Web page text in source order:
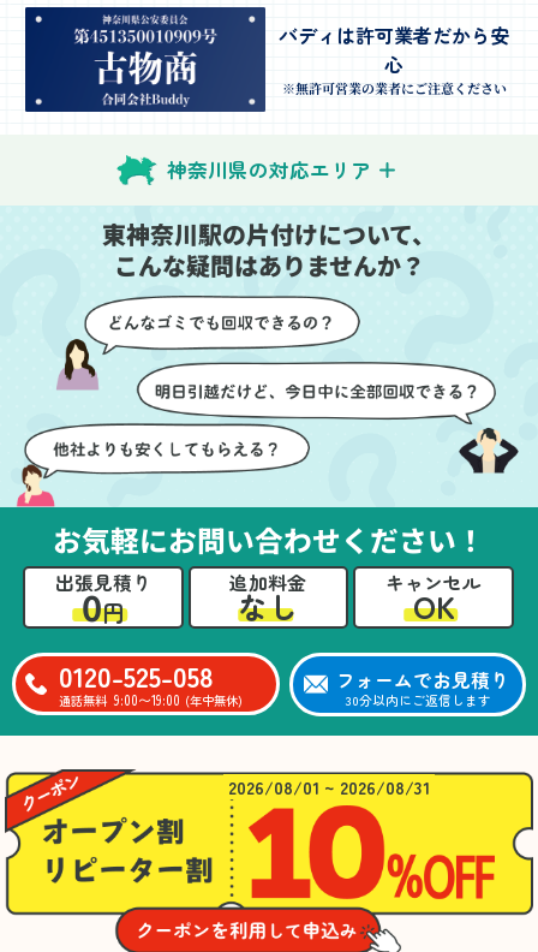
んが手際よく片付けてく
れたので、部屋が驚くほ
どスッキリしました。自
分では手が回らなかった
場所も含め、プロの力を
特に、物が散乱していた
部屋の整理や、細かなア
イテムの仕分けを迅速か
つ丁寧に対応していただ
けたのがありがたかった
です。家族それぞれが必
要なものを確認しながら
進めることができ、安心
感を持って作業をお任せ
できました。さらに、作
業終了後には部屋全体を
清掃していただき、まる
で新しい家のような清潔
感に感動しました。
きました。
当日は2名のスタッフが来
てくださり、作業の流れ
ちらも安心感を持って作
壁や床を傷つけないよう
に細心の注意を払ってい
ただき、家全体がスムー
ズに片付いていくのがと
ても嬉しかったです。作
業が終わった後には、こ
ちらからお願いしなくて
も部屋を簡単に清掃して
いただけたのも好印象で
した。
いても教えていただき、
今後の片付けにも役立つ
知識が増えました。また
何かあれば、ぜひお願い
心のこもったサービスを
ありがとうございまし
た。
バディは許可業者だから安
心
※無許可営業の業者にご注意ください
神奈川県の対応エリア
東神奈川駅の片付けについて、
こんな疑問はありませんか？
お気軽にお問い合わせください！
出張見積り
0円
追加料金
なし
キャンセル
OK
0120-525-058
通話無料 9:00〜19:00 (年中無休)
フォームでお見積り
30分以内にご返信します
2026/08/01 ~ 2026/08/31